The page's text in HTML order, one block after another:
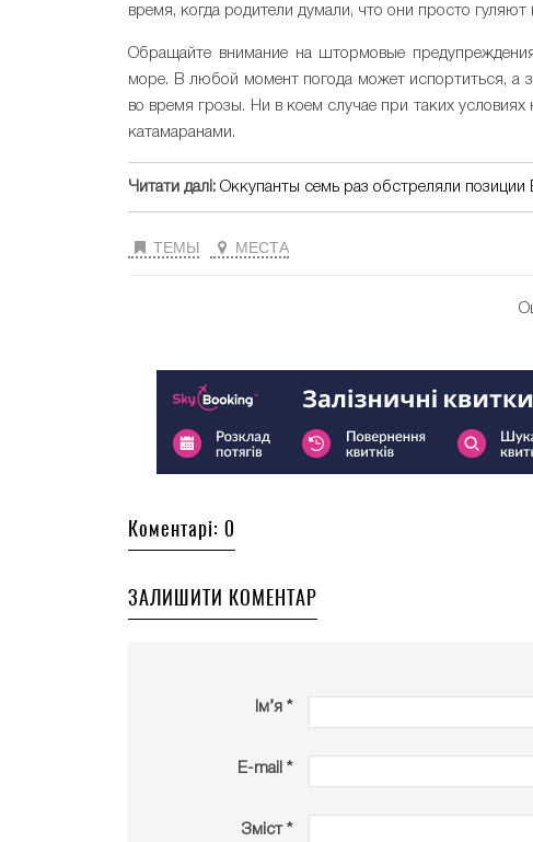
время, когда родители думали, что они просто гуляют
Обращайте внимание на штормовые
море. В любой момент погода может испортиться, а
во время грозы. Ни в коем случае при таких
катамаранами.
Читати далі: Оккупанты семь раз обстреляли позиции
ТЕМЫ МЕСТА
Коментарі: 0
ЗАЛИШИТИ КОМЕНТАР
Ім’я *
E-mail *
Зміст *